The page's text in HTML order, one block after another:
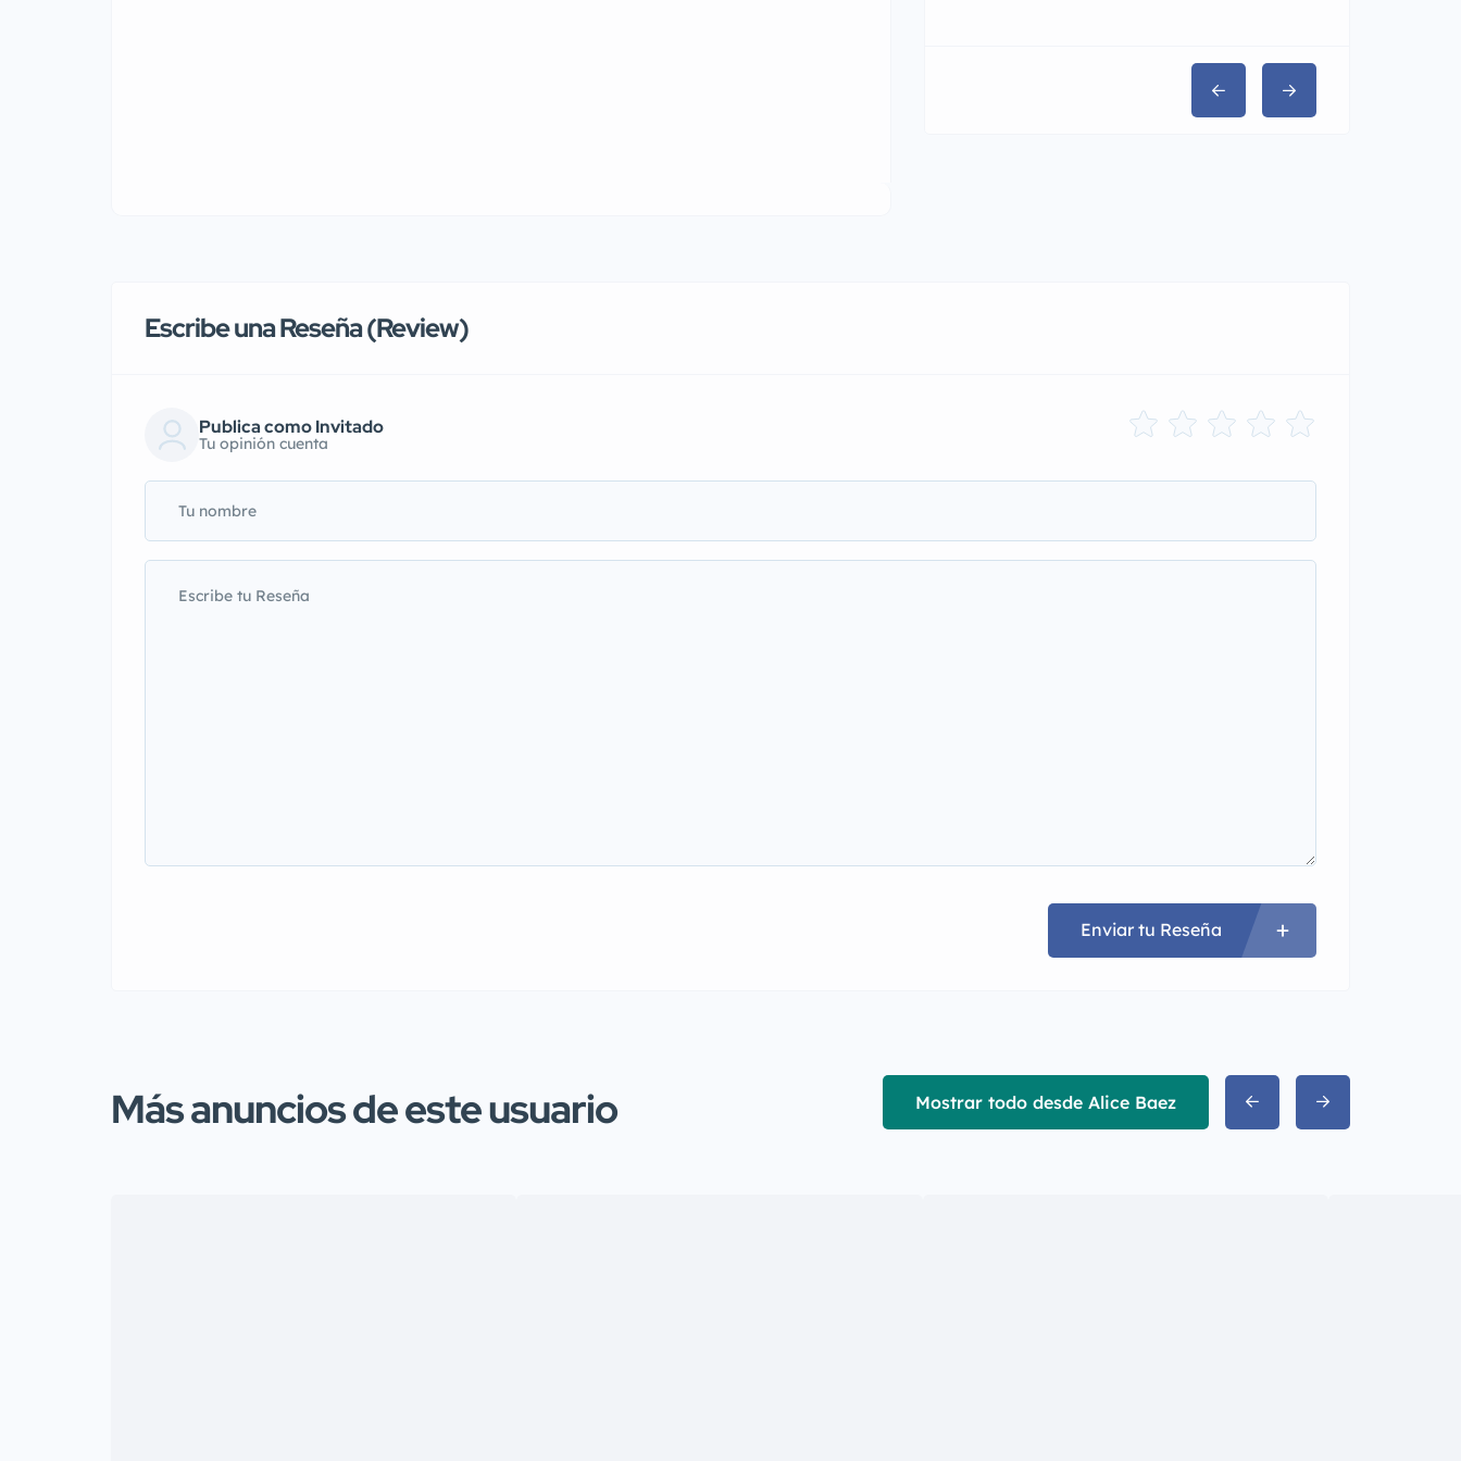
Escribe una Reseña (Review)
Publica como Invitado
Tu opinión cuenta
Enviar tu Reseña
Más anuncios de este usuario Mostrar todo desde Alice Baez